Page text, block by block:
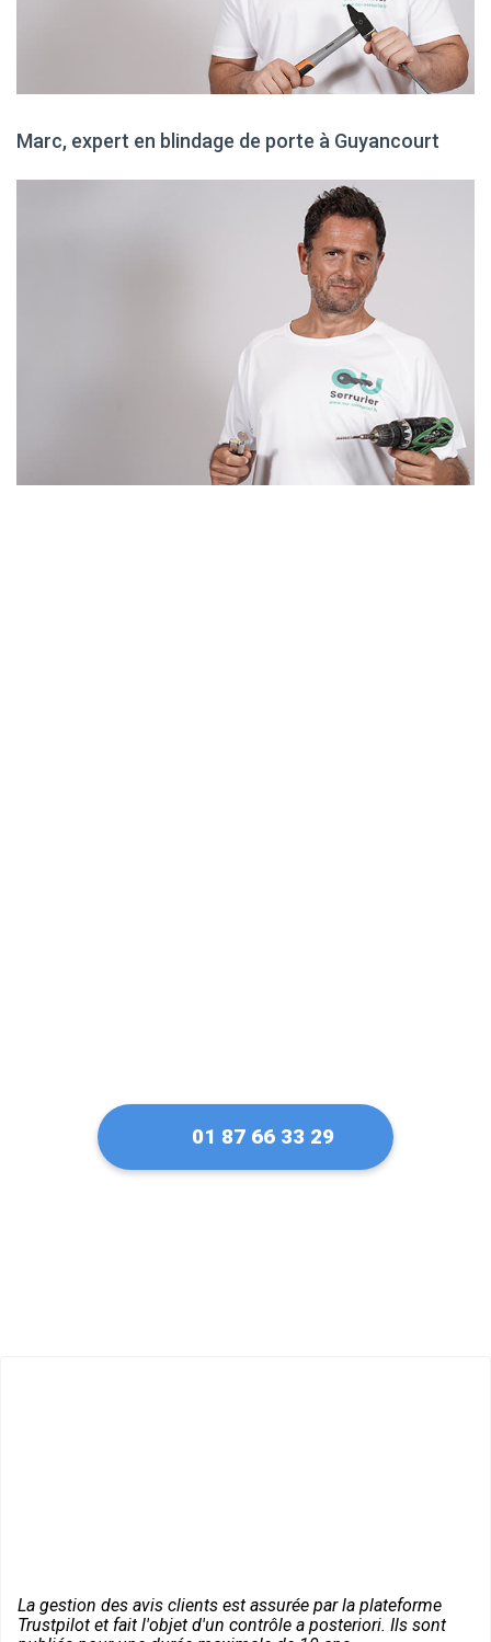
Marc, expert en blindage de porte à Guyancourt
01 87 66 33 29
La gestion des avis clients est assurée par la plateforme
Trustpilot et fait l'objet d'un contrôle a posteriori. Ils sont